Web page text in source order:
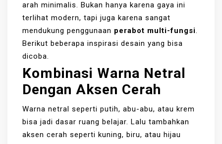
arah minimalis. Bukan hanya karena gaya ini
terlihat modern, tapi juga karena sangat
mendukung penggunaan perabot multi-fungsi.
Berikut beberapa inspirasi desain yang bisa
dicoba.
Kombinasi Warna Netral
Dengan Aksen Cerah
Warna netral seperti putih, abu-abu, atau krem
bisa jadi dasar ruang belajar. Lalu tambahkan
aksen cerah seperti kuning, biru, atau hijau